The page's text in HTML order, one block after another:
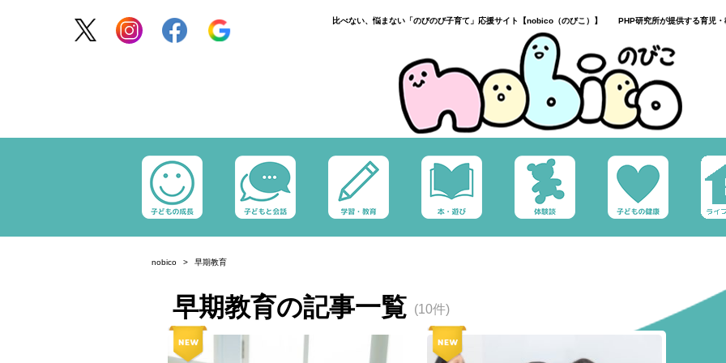
比べない、悩まない「のびのび子育て」応援サイト【nobico（のびこ）】 PHP研究所が提供する育児・
nobico 早期教育
早期教育の記事一覧 (10件)